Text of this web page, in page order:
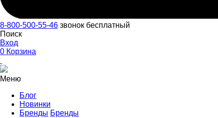
8-800-500-55-46 звонок бесплатный
Поиск
Вход
0 Корзина
Меню
Блог
Новинки
Бренды Бренды